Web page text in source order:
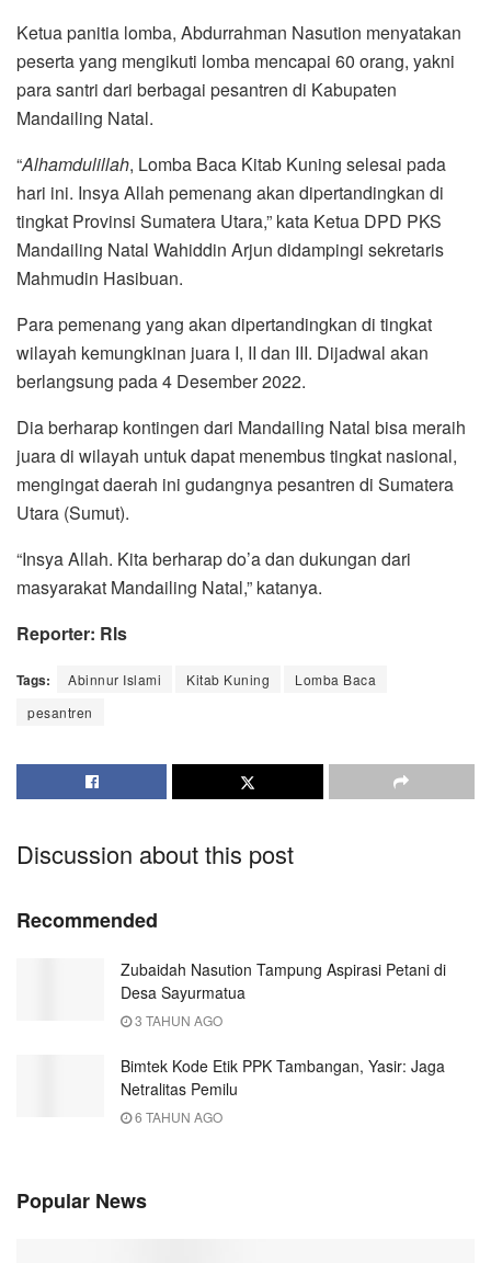
Ketua panitia lomba, Abdurrahman Nasution menyatakan
peserta yang mengikuti lomba mencapai 60 orang, yakni
para santri dari berbagai pesantren di Kabupaten
Mandailing Natal.
“Alhamdulillah, Lomba Baca Kitab Kuning selesai pada
hari ini. Insya Allah pemenang akan dipertandingkan di
tingkat Provinsi Sumatera Utara,” kata Ketua DPD PKS
Mandailing Natal Wahiddin Arjun didampingi sekretaris
Mahmudin Hasibuan.
Para pemenang yang akan dipertandingkan di tingkat
wilayah kemungkinan juara I, II dan III. Dijadwal akan
berlangsung pada 4 Desember 2022.
Dia berharap kontingen dari Mandailing Natal bisa meraih
juara di wilayah untuk dapat menembus tingkat nasional,
mengingat daerah ini gudangnya pesantren di Sumatera
Utara (Sumut).
“Insya Allah. Kita berharap do’a dan dukungan dari
masyarakat Mandailing Natal,” katanya.
Reporter: Rls
Tags: Abinnur Islami Kitab Kuning
Lomba Baca
pesantren
Discussion about this post
Recommended
Zubaidah Nasution Tampung Aspirasi Petani di
Desa Sayurmatua
3 TAHUN AGO
Bimtek Kode Etik PPK Tambangan, Yasir: Jaga
Netralitas Pemilu
6 TAHUN AGO
Popular News